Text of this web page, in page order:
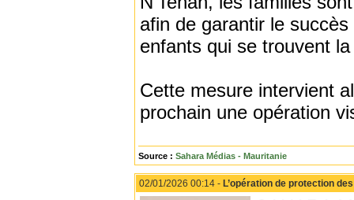
afin de garantir le
enfants qui se trouvent
Cette mesure intervient
prochain une opération
Source : Sahara Médias - Mauritanie
02/01/2026 00:14 - L’opération de protection